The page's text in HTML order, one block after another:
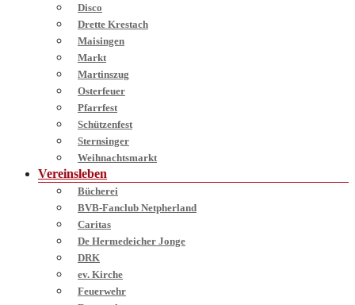
Disco
Drette Krestach
Maisingen
Markt
Martinszug
Osterfeuer
Pfarrfest
Schützenfest
Sternsinger
Weihnachtsmarkt
Vereinsleben
Bücherei
BVB-Fanclub Netpherland
Caritas
De Hermedeicher Jonge
DRK
ev. Kirche
Feuerwehr